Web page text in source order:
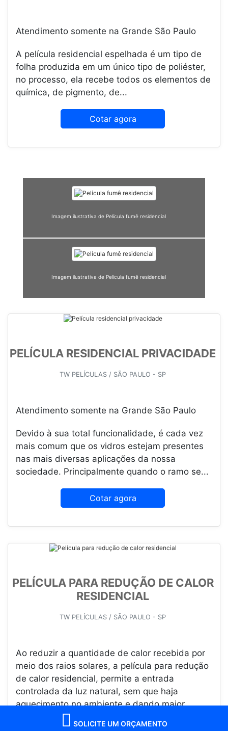
Atendimento somente na Grande São Paulo
A película residencial espelhada é um tipo de
folha produzida em um único tipo de poliéster,
no processo, ela recebe todos os elementos de
química, de pigmento, de...
Cotar agora
Imagem ilustrativa de Película fumê residencial
Imagem ilustrativa de Película fumê residencial
PELÍCULA RESIDENCIAL PRIVACIDADE
TW PELÍCULAS / SÃO PAULO - SP
Atendimento somente na Grande São Paulo
Devido à sua total funcionalidade, é cada vez
mais comum que os vidros estejam presentes
nas mais diversas aplicações da nossa
sociedade. Principalmente quando o ramo se...
Cotar agora
PELÍCULA PARA REDUÇÃO DE CALOR
RESIDENCIAL
TW PELÍCULAS / SÃO PAULO - SP
Ao reduzir a quantidade de calor recebida por
meio dos raios solares, a película para redução
de calor residencial, permite a entrada
controlada da luz natural, sem que haja
aquecimento no ambiente e dando maior
privacidade. Esse tipo de película po...
SOLICITE UM ORÇAMENTO